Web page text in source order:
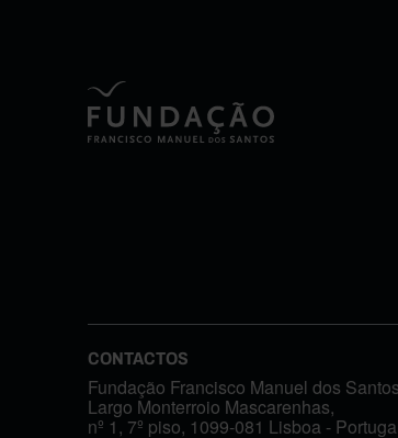
CONTACTOS
Fundação Francisco Manuel dos Santos
Largo Monterroio Mascarenhas,
nº 1, 7º piso, 1099-081 Lisboa -